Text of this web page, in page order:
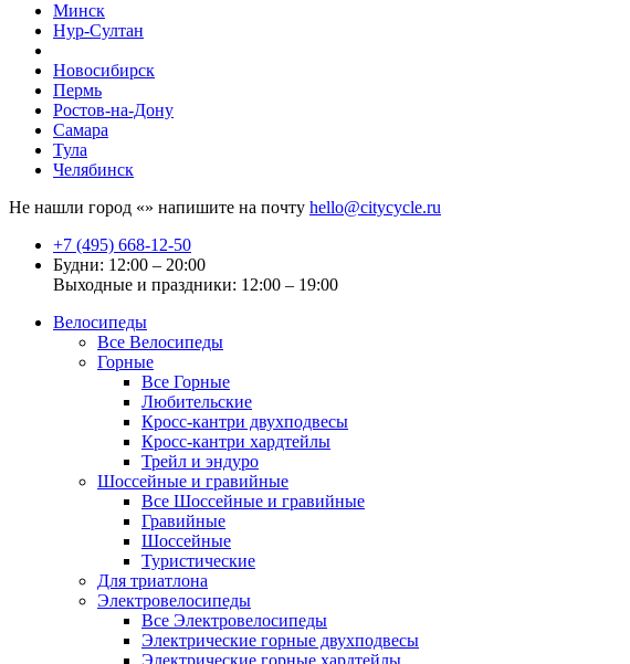
Минск
Нур-Султан
Новосибирск
Пермь
Ростов-на-Дону
Самара
Тула
Челябинск
Не нашли город «» напишите на почту hello@citycycle.ru
+7 (495) 668-12-50
Будни: 12:00 – 20:00
Выходные и праздники: 12:00 – 19:00
Велосипеды
Все Велосипеды
Горные
Все Горные
Любительские
Кросс-кантри двухподвесы
Кросс-кантри хардтейлы
Трейл и эндуро
Шоссейные и гравийные
Все Шоссейные и гравийные
Гравийные
Шоссейные
Туристические
Для триатлона
Электровелосипеды
Все Электровелосипеды
Электрические горные двухподвесы
Электрические горные хардтейлы